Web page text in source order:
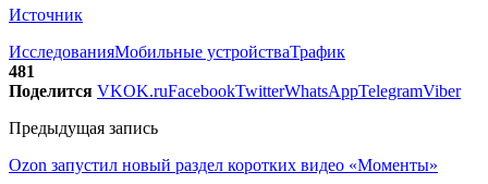
Источник
ИсследованияМобильные устройстваТрафик
481
Поделится VKOK.ruFacebookTwitterWhatsAppTelegramViber
Предыдущая запись
Ozon запустил новый раздел коротких видео «Моменты»